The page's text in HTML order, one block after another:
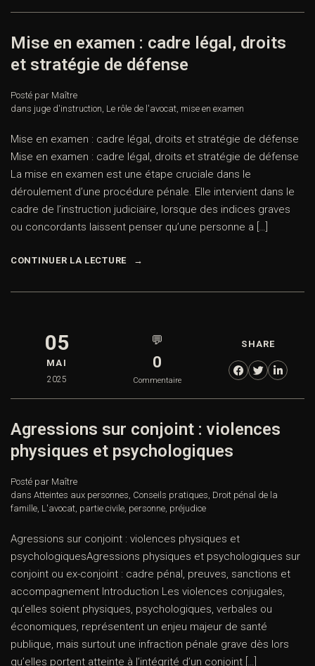
Mise en examen : cadre légal, droits
et stratégie de défense
Posté par Maître
dans juge d'instruction, Le rôle de l'avocat, mise en examen
Mise en examen : cadre légal, droits et stratégie de défense
Mise en examen : cadre légal, droits et stratégie de défense
La mise en examen est une étape cruciale dans le
déroulement d’une procédure pénale. Elle intervient dans le
cadre de l’instruction judiciaire, lorsque des indices graves
ou concordants laissent penser qu’une personne a […]
CONTINUER LA LECTURE
05
MAI
2025
💬
0
Commentaire
SHARE
Agressions sur conjoint : violences
physiques et psychologiques
Posté par Maître
dans Atteintes aux personnes, Conseils pratiques, Droit pénal de la
famille, L'avocat, partie civile, personne, préjudice
Agressions sur conjoint : violences physiques et
psychologiquesAgressions physiques et psychologiques sur
conjoint ou ex-conjoint : cadre pénal, preuves, sanctions et
accompagnement Introduction Les violences conjugales,
qu’elles soient physiques, psychologiques, verbales ou
économiques, représentent un enjeu majeur de santé
publique, mais surtout une infraction pénale grave dès lors
qu’elles portent atteinte à l’intégrité d’un conjoint […]